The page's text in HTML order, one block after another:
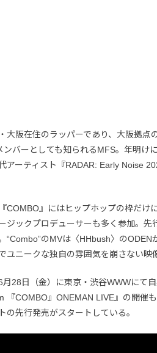
大阪在住のラッパーであり、大阪拠点
ンバーとしても知られるMFS。年明け
アーティスト『RADAR: Early Noise
COMBO』にはヒップホップの枠だけ
ジックプロデューサーも多く参加。先
“Combo”のMVは〈HHbush〉の
ユニークな独自の雰囲気を崩さない映
月28日（金）に東京・渋谷WWWにて
『COMBO』ONEMAN LIVE』の開催
の先行発売がスタートしている。